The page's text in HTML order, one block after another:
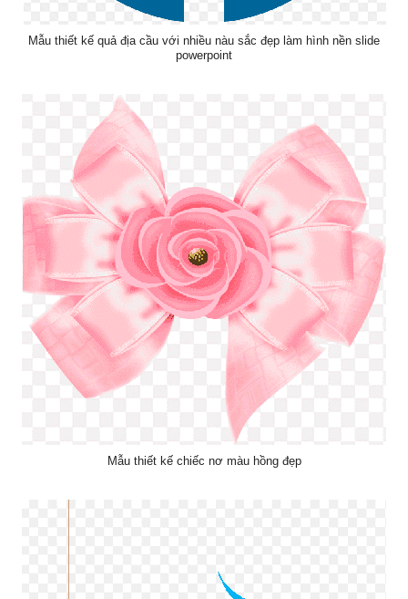
Mẫu thiết kế quả địa cầu với nhiều nàu sắc đẹp làm hình nền slide
powerpoint
Mẫu thiết kế chiếc nơ màu hồng đẹp